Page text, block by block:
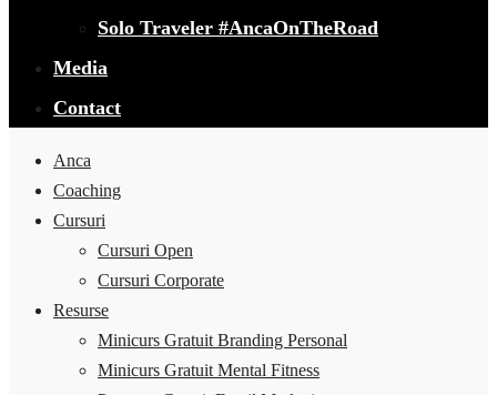
Solo Traveler #AncaOnTheRoad
Media
Contact
Anca
Coaching
Cursuri
Cursuri Open
Cursuri Corporate
Resurse
Minicurs Gratuit Branding Personal
Minicurs Gratuit Mental Fitness